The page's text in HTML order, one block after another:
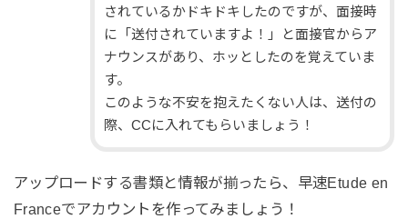
されているかドキドキしたのですが、面接時
に「送付されていますよ！」と面接官からア
ナウンスがあり、ホッとしたのを覚えていま
す。
このような不安を抱えたくない人は、送付の
際、CCに入れてもらいましょう！
アップロードする書類と情報が揃ったら、早速Etude en
Franceでアカウントを作ってみましょう！